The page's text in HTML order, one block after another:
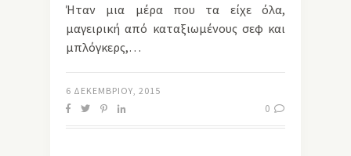
Ήταν μια μέρα που τα είχε όλα,
μαγειρική από καταξιωμένους σεφ και
μπλόγκερς,…
6 ΔΕΚΕΜΒΡΊΟΥ, 2015
0